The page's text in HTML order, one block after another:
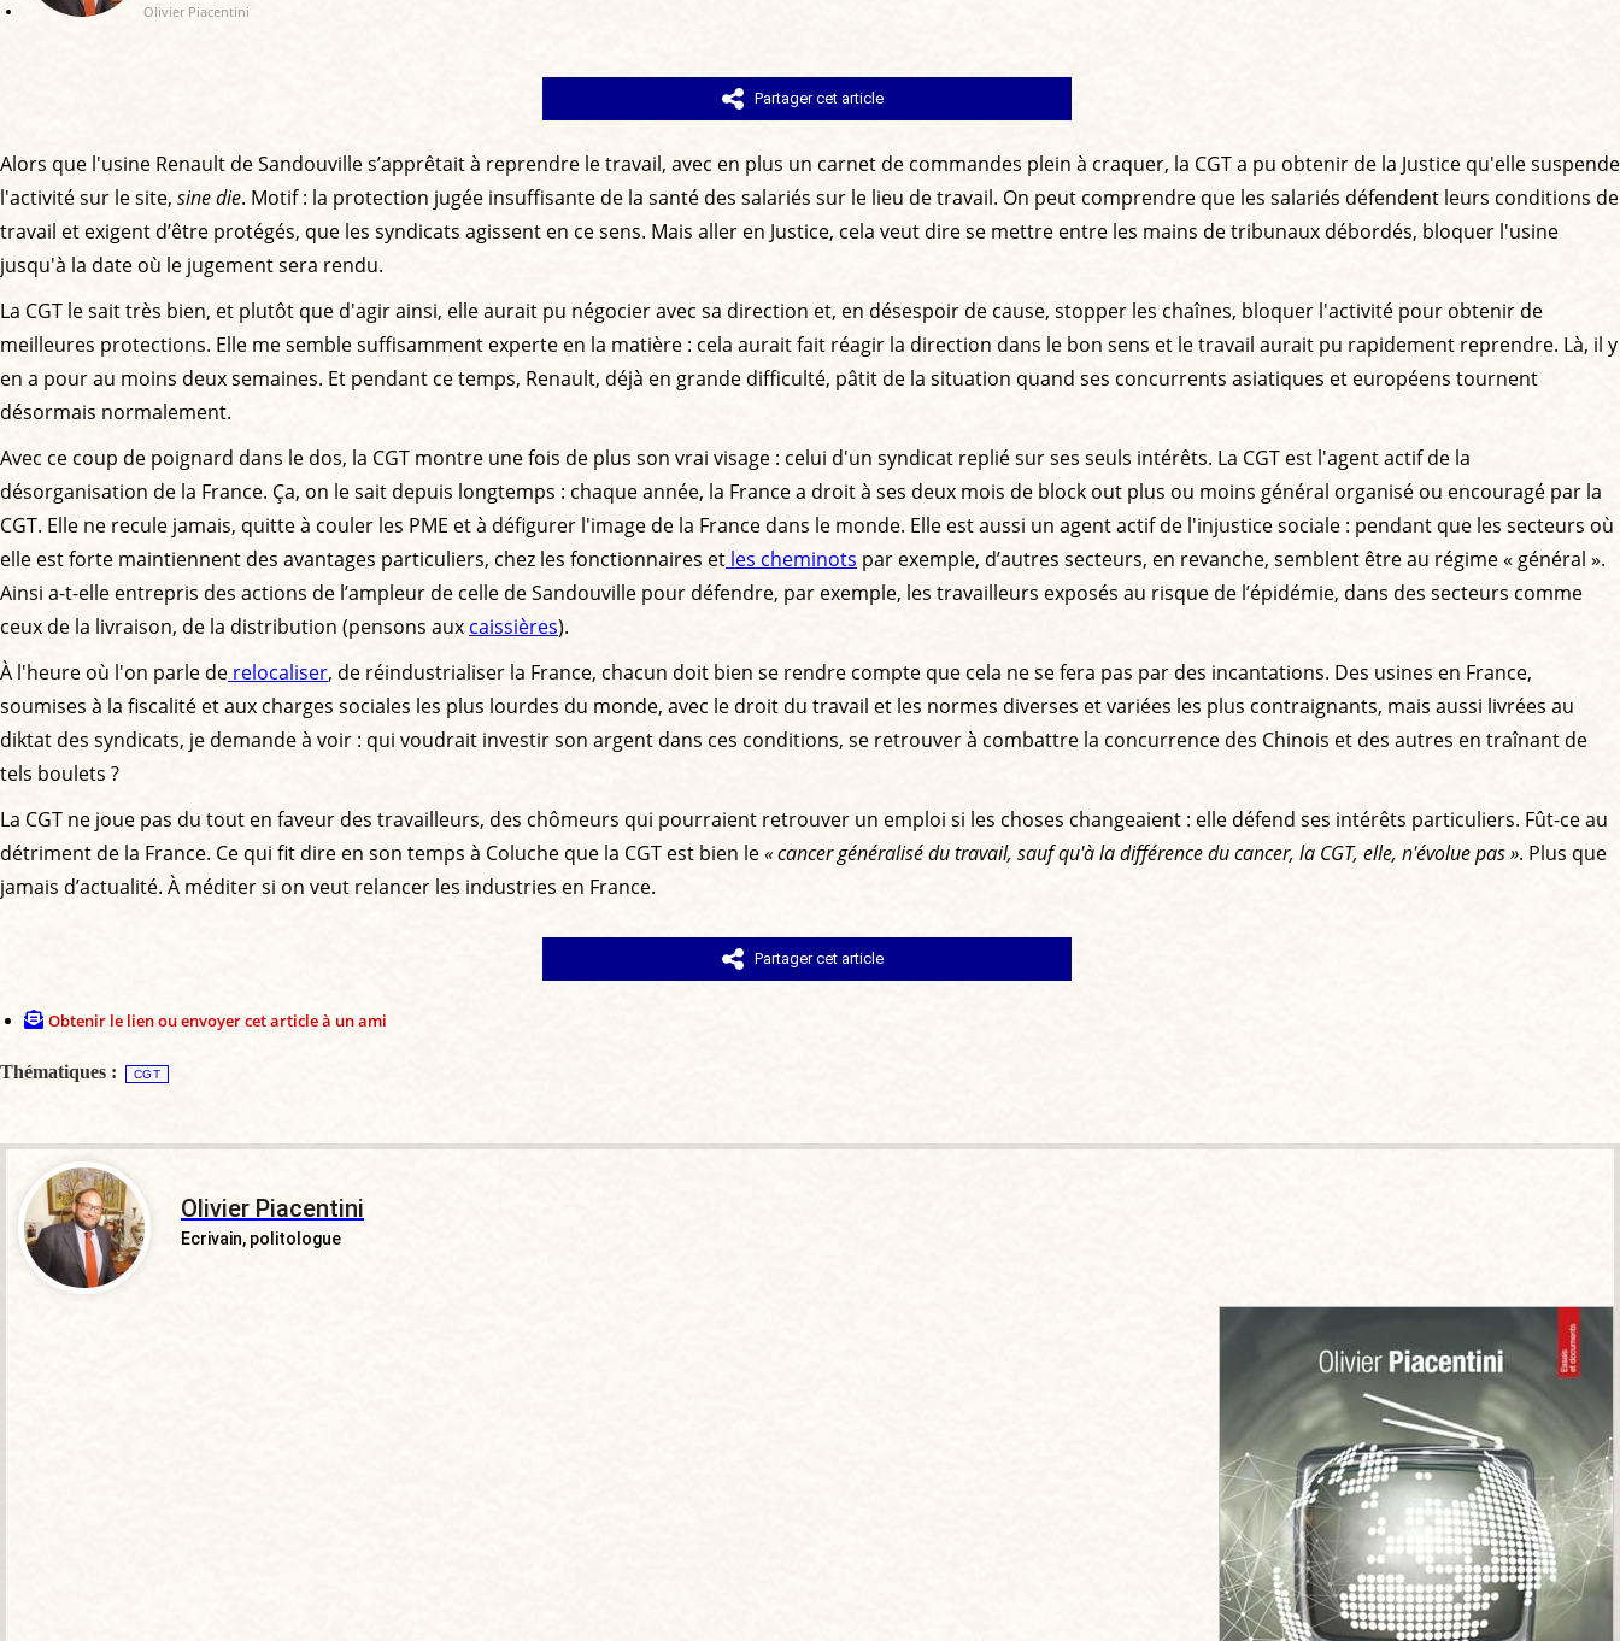
Olivier Piacentini
Partager cet article
Alors que l'usine Renault de Sandouville s’apprêtait à reprendre le travail, avec en plus un carnet de commandes plein à craquer, la CGT a pu obtenir de la Justice qu'elle suspende
l'activité sur le site, sine die. Motif : la protection jugée insuffisante de la santé des salariés sur le lieu de travail. On peut comprendre que les salariés défendent leurs conditions de
travail et exigent d’être protégés, que les syndicats agissent en ce sens. Mais aller en Justice, cela veut dire se mettre entre les mains de tribunaux débordés, bloquer l'usine
jusqu'à la date où le jugement sera rendu.
La CGT le sait très bien, et plutôt que d'agir ainsi, elle aurait pu négocier avec sa direction et, en désespoir de cause, stopper les chaînes, bloquer l'activité pour obtenir de
meilleures protections. Elle me semble suffisamment experte en la matière : cela aurait fait réagir la direction dans le bon sens et le travail aurait pu rapidement reprendre. Là, il y
en a pour au moins deux semaines. Et pendant ce temps, Renault, déjà en grande difficulté, pâtit de la situation quand ses concurrents asiatiques et européens tournent
désormais normalement.
Avec ce coup de poignard dans le dos, la CGT montre une fois de plus son vrai visage : celui d'un syndicat replié sur ses seuls intérêts. La CGT est l'agent actif de la
désorganisation de la France. Ça, on le sait depuis longtemps : chaque année, la France a droit à ses deux mois de block out plus ou moins général organisé ou encouragé par la
CGT. Elle ne recule jamais, quitte à couler les PME et à défigurer l'image de la France dans le monde. Elle est aussi un agent actif de l'injustice sociale : pendant que les secteurs où
elle est forte maintiennent des avantages particuliers, chez les fonctionnaires et les cheminots par exemple, d’autres secteurs, en revanche, semblent être au régime « général ».
Ainsi a-t-elle entrepris des actions de l’ampleur de celle de Sandouville pour défendre, par exemple, les travailleurs exposés au risque de l’épidémie, dans des secteurs comme
ceux de la livraison, de la distribution (pensons aux caissières).
À l'heure où l'on parle de relocaliser, de réindustrialiser la France, chacun doit bien se rendre compte que cela ne se fera pas par des incantations. Des usines en France,
soumises à la fiscalité et aux charges sociales les plus lourdes du monde, avec le droit du travail et les normes diverses et variées les plus contraignants, mais aussi livrées au
diktat des syndicats, je demande à voir : qui voudrait investir son argent dans ces conditions, se retrouver à combattre la concurrence des Chinois et des autres en traînant de
tels boulets ?
La CGT ne joue pas du tout en faveur des travailleurs, des chômeurs qui pourraient retrouver un emploi si les choses changeaient : elle défend ses intérêts particuliers. Fût-ce au
détriment de la France. Ce qui fit dire en son temps à Coluche que la CGT est bien le« cancer généralisé du travail, sauf qu'à la différence du cancer, la CGT, elle, n'évolue pas ». Plus que
jamais d’actualité. À méditer si on veut relancer les industries en France.
Partager cet article
Obtenir le lien ou envoyer cet article à un ami
Thématiques : CGT
Olivier Piacentini
Ecrivain, politologue